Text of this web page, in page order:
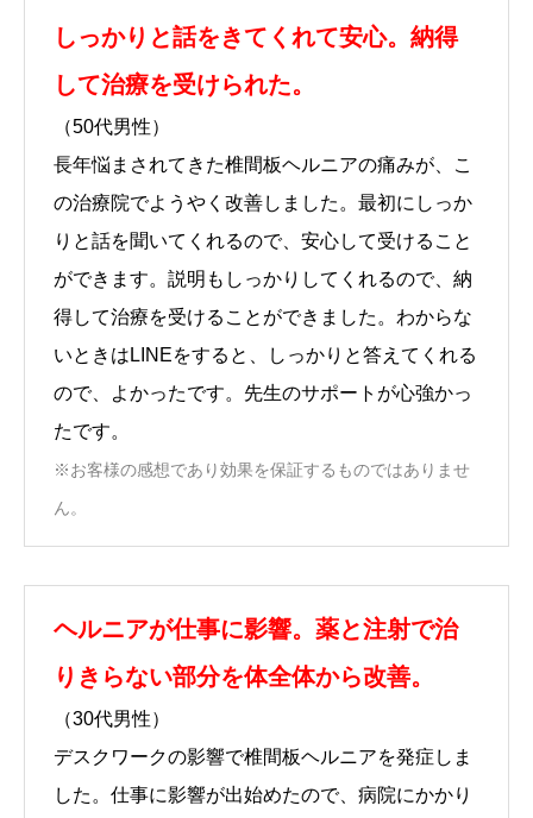
しっかりと話をきてくれて安心。納得
して治療を受けられた。
（50代男性）
長年悩まされてきた椎間板ヘルニアの痛みが、こ
の治療院でようやく改善しました。最初にしっか
りと話を聞いてくれるので、安心して受けること
ができます。説明もしっかりしてくれるので、納
得して治療を受けることができました。わからな
いときはLINEをすると、しっかりと答えてくれる
ので、よかったです。先生のサポートが心強かっ
たです。
※お客様の感想であり効果を保証するものではありませ
ん。
ヘルニアが仕事に影響。薬と注射で治
りきらない部分を体全体から改善。
（30代男性）
デスクワークの影響で椎間板ヘルニアを発症しま
した。仕事に影響が出始めたので、病院にかかり